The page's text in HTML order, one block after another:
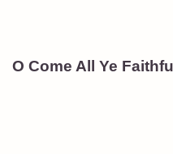
O Come All Ye